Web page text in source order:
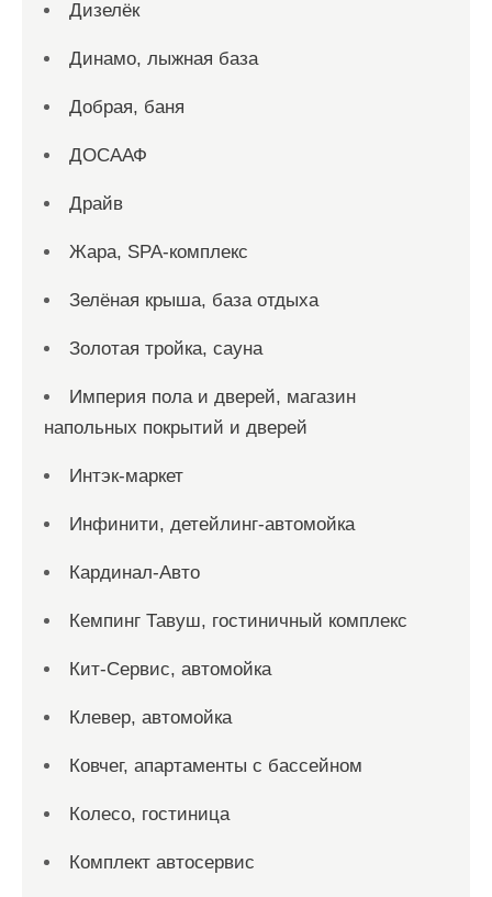
Дизелёк
Динамо, лыжная база
Добрая, баня
ДОСААФ
Драйв
Жара, SPA-комплекс
Зелёная крыша, база отдыха
Золотая тройка, сауна
Империя пола и дверей, магазин
напольных покрытий и дверей
Интэк-маркет
Инфинити, детейлинг-автомойка
Кардинал-Авто
Кемпинг Тавуш, гостиничный комплекс
Кит-Сервис, автомойка
Клевер, автомойка
Ковчег, апартаменты с бассейном
Колесо, гостиница
Комплект автосервис